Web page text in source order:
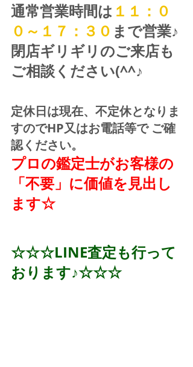
通常営業時間は １１：０
０～１７：３０ まで営業♪
閉店ギリギリのご来店も
ご相談ください(^^♪
定休日は現在、不定休となりま
すのでHP又はお電話等で ご確
認ください。
プロの鑑定士がお客様の
「不要」に価値を見出し
ます☆
☆☆☆LINE査定も行って
おります♪☆☆☆